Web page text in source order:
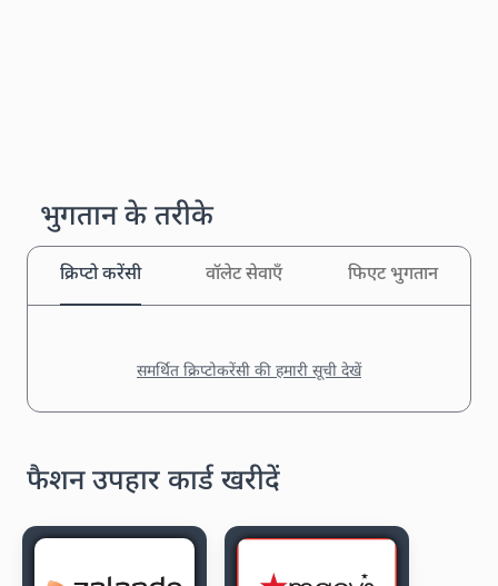
भुगतान के तरीके
क्रिप्टो करेंसी वॉलेट सेवाएँ फिएट भुगतान
समर्थित क्रिप्टोकरेंसी की हमारी सूची देखें
फैशन उपहार कार्ड खरीदें